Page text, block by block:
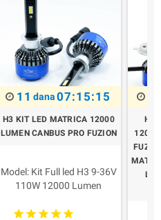
11 dana07:15:14
H3 KIT LED MATRICA 12000
LUMEN CANBUS PRO FUZION
Model: Kit Full led H3 9-36V
110W 12000 Lumen
Snaga za svjetiljku: 55W
H4
12000